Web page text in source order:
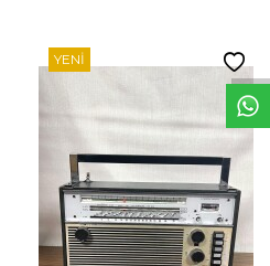
W
h
t
s
p
p
D
e
s
e
H
a
t
t
YENI